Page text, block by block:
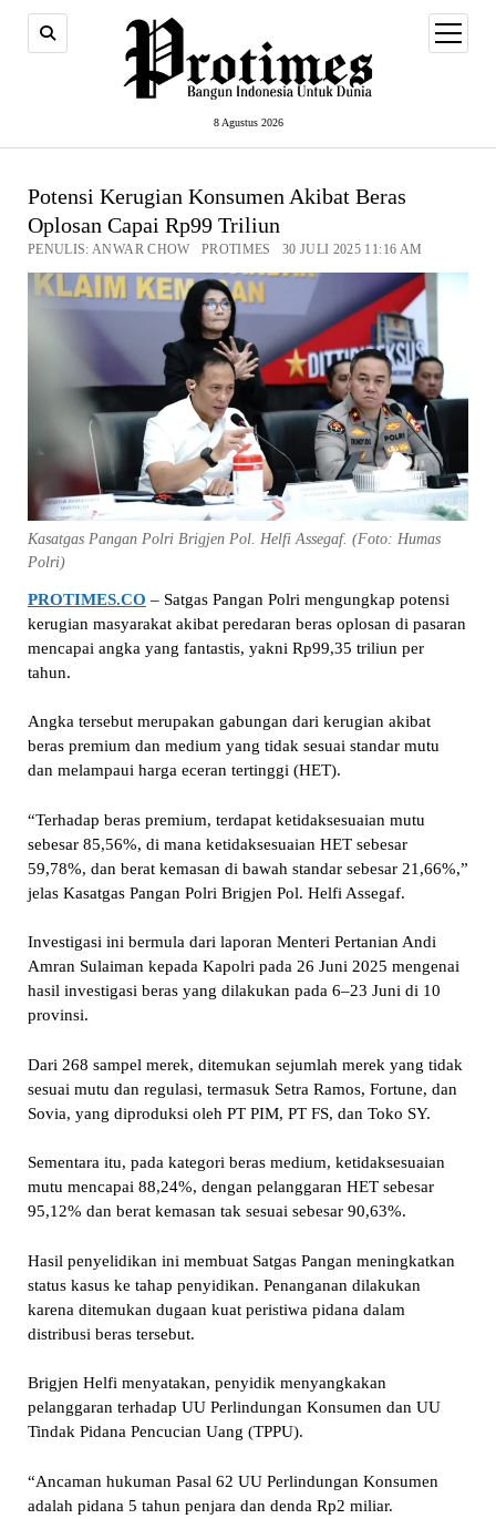
8 Agustus 2026
open
menu
Potensi Kerugian Konsumen Akibat Beras
Oplosan Capai Rp99 Triliun
PENULIS: ANWAR CHOW PROTIMES 30 JULI 2025 11:16 AM
Kasatgas Pangan Polri Brigjen Pol. Helfi Assegaf. (Foto: Humas
Polri)
PROTIMES.CO – Satgas Pangan Polri mengungkap potensi
kerugian masyarakat akibat peredaran beras oplosan di pasaran
mencapai angka yang fantastis, yakni Rp99,35 triliun per
tahun.
Angka tersebut merupakan gabungan dari kerugian akibat
beras premium dan medium yang tidak sesuai standar mutu
dan melampaui harga eceran tertinggi (HET).
“Terhadap beras premium, terdapat ketidaksesuaian mutu
sebesar 85,56%, di mana ketidaksesuaian HET sebesar
59,78%, dan berat kemasan di bawah standar sebesar 21,66%,”
jelas Kasatgas Pangan Polri Brigjen Pol. Helfi Assegaf.
Investigasi ini bermula dari laporan Menteri Pertanian Andi
Amran Sulaiman kepada Kapolri pada 26 Juni 2025 mengenai
hasil investigasi beras yang dilakukan pada 6–23 Juni di 10
provinsi.
Dari 268 sampel merek, ditemukan sejumlah merek yang tidak
sesuai mutu dan regulasi, termasuk Setra Ramos, Fortune, dan
Sovia, yang diproduksi oleh PT PIM, PT FS, dan Toko SY.
Sementara itu, pada kategori beras medium, ketidaksesuaian
mutu mencapai 88,24%, dengan pelanggaran HET sebesar
95,12% dan berat kemasan tak sesuai sebesar 90,63%.
Hasil penyelidikan ini membuat Satgas Pangan meningkatkan
status kasus ke tahap penyidikan. Penanganan dilakukan
karena ditemukan dugaan kuat peristiwa pidana dalam
distribusi beras tersebut.
Brigjen Helfi menyatakan, penyidik menyangkakan
pelanggaran terhadap UU Perlindungan Konsumen dan UU
Tindak Pidana Pencucian Uang (TPPU).
“Ancaman hukuman Pasal 62 UU Perlindungan Konsumen
adalah pidana 5 tahun penjara dan denda Rp2 miliar.